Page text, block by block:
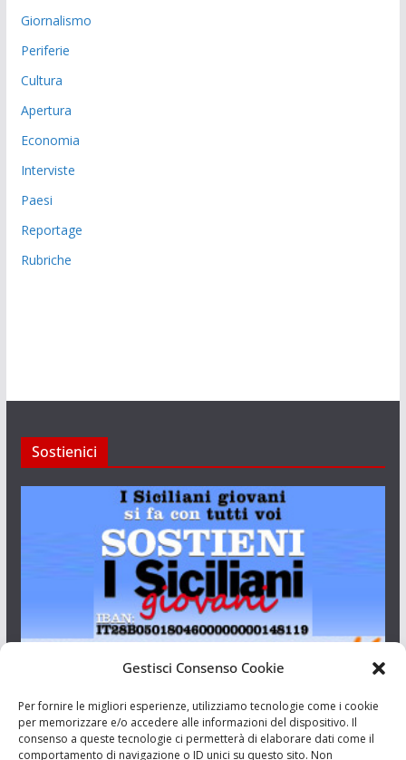
Gestisci Consenso Cookie
Per fornire le migliori esperienze, utilizziamo tecnologie come i cookie
per memorizzare e/o accedere alle informazioni del dispositivo. Il
consenso a queste tecnologie ci permetterà di elaborare dati come il
comportamento di navigazione o ID unici su questo sito. Non
Giornalismo
Periferie
Cultura
Apertura
Economia
Interviste
Paesi
Reportage
Rubriche
Sostienici
Aut. del tribunale di Catania n.23/2011 del 20/09/2011 Dir.